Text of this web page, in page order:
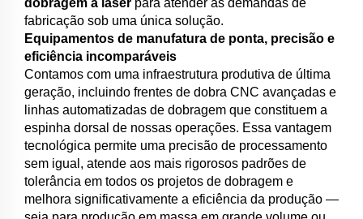
dobragem a laser para atender às demandas de
fabricação sob uma única solução.
Equipamentos de manufatura de ponta, precisão e
eficiência incomparáveis
Contamos com uma infraestrutura produtiva de última
geração, incluindo frentes de dobra CNC avançadas e
linhas automatizadas de dobragem que constituem a
espinha dorsal de nossas operações. Essa vantagem
tecnológica permite uma precisão de processamento
sem igual, atende aos mais rigorosos padrões de
tolerância em todos os projetos de dobragem e
melhora significativamente a eficiência da produção —